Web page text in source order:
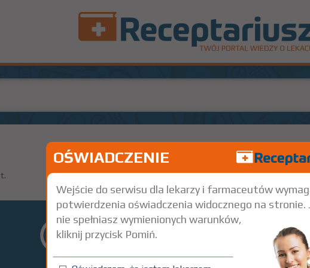
Doustnie
OŚWIADCZENIE
Wejście do serwisu dla lekarzy i farmaceutów
potwierdzenia oświadczenia widocznego na stronie.
nie spełniasz wymienionych warunków,
kliknij przycisk Pomiń.